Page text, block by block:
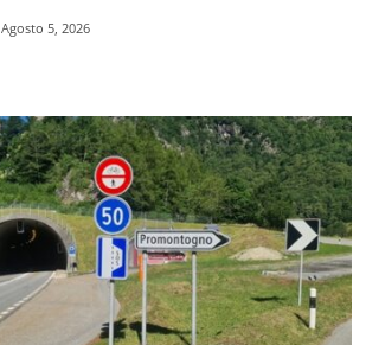
Agosto 5, 2026